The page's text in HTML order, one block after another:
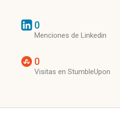
0
Menciones de Linkedin
0
Visitas en StumbleUpon